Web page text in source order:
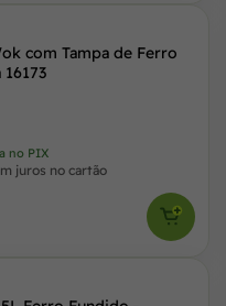
com Tampa de Ferro
no PIX
juros no cartão